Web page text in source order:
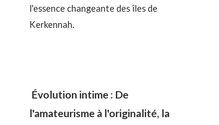
l'essence changeante des îles de
Kerkennah.
Évolution intime : De
l'amateurisme à l'originalité, la